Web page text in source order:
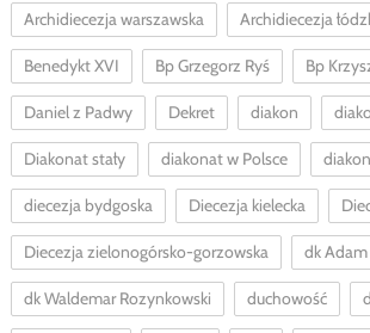
Archidiecezja warszawska Archidiecezja
Benedykt XVI Bp Grzegorz Ryś Bp
Daniel z Padwy Dekret diakon
Diakonat stały diakonat w Polsce
diecezja bydgoska Diecezja kielecka
Diecezja zielonogórsko-gorzowska dk
dk Waldemar Rozynkowski duchowość